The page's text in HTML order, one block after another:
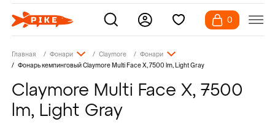
0
Главная Фонари Claymore
Фонари
Фонарь кемпинговый Claymore Multi Face X, 7500 lm, Light Gray
Claymore Multi Face X, 7500
lm, Light Gray